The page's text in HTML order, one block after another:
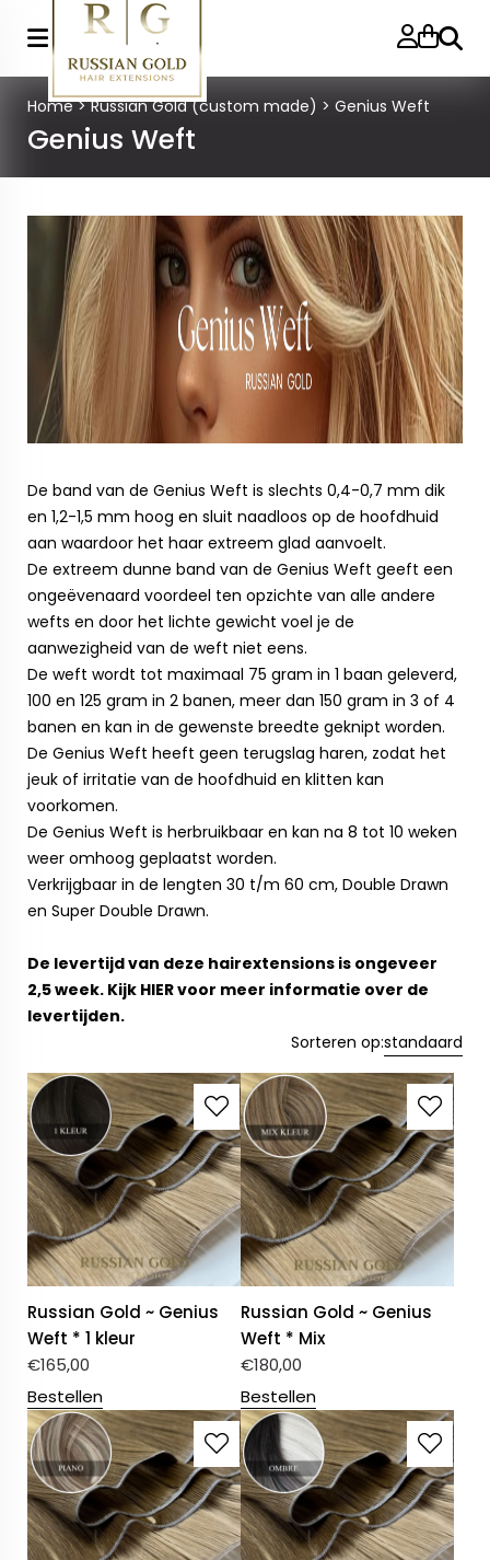
Home>Russian Gold (custom made) > Genius Weft
Genius Weft
De band van de Genius Weft is slechts 0,4-0,7 mm dik
en 1,2-1,5 mm hoog en sluit naadloos op de hoofdhuid
aan waardoor het haar extreem glad aanvoelt.
De extreem dunne band van de Genius Weft geeft een
ongeëvenaard voordeel ten opzichte van alle andere
wefts en door het lichte gewicht voel je de
aanwezigheid van de weft niet eens.
De weft wordt tot maximaal 75 gram in 1 baan geleverd,
100 en 125 gram in 2 banen, meer dan 150 gram in 3 of 4
banen en kan in de gewenste breedte geknipt worden.
De Genius Weft heeft geen terugslag haren, zodat het
jeuk of irritatie van de hoofdhuid en klitten kan
voorkomen.
De Genius Weft is herbruikbaar en kan na 8 tot 10 weken
weer omhoog geplaatst worden.
Verkrijgbaar in de lengten 30 t/m 60 cm, Double Drawn
en Super Double Drawn.
De levertijd van deze hairextensions is ongeveer
2,5 week. Kijk HIERvoor meer informatie over de
levertijden.
Sorteren op:standaard
Russian Gold ~ Genius
Weft * 1 kleur
€165,00
Bestellen
Russian Gold ~ Genius
Weft * Mix
€180,00
Bestellen